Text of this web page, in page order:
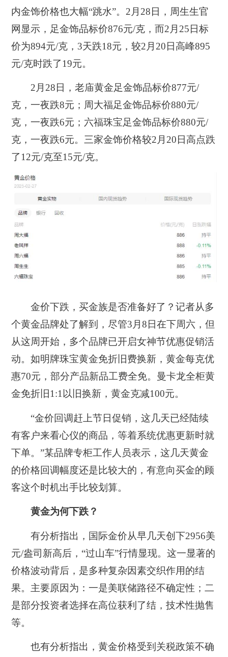
内金饰价格也大幅“跳水”。2月28日，周生生官
网显示，足金饰品标价876元/克，而2月25日标
价为894元/克，3天跌18元，较2月20日高峰895
元/克时跌了19元。
2月28日，老庙黄金足金饰品标价877元/
克，一夜跌8元；周大福足金饰品标价880元/
克，一夜跌6元；六福珠宝足金饰品标价880元/
克，一夜跌6元。三家金饰价格较2月20日高点跌
了12元/克至15元/克。
金价下跌，买金族是否准备好了？记者从多
个黄金品牌处了解到，尽管3月8日在下周六，但
从这周开始，多个品牌已开启女神节优惠促销活
动。如明牌珠宝黄金免折旧费换新，黄金每克优
惠70元，部分产品新品工费全免。曼卡龙全柜黄
金免折旧1:1以旧换新，黄金克减100元。
“金价回调赶上节日促销，这几天已经陆续
有客户来看心仪的商品，等着系统优惠更新时就
下单。”某品牌专柜工作人员表示，这几天黄金
的价格回调幅度还是比较大的，有意向买金的顾
客这个时机出手比较划算。
黄金为何下跌？
有分析指出，国际金价从早几天创下2956美
元/盎司新高后，“过山车”行情显现。这一显著的
价格波动背后，是多种复杂因素交织作用的结
果。主要原因为：一是美联储路径不确定性；二
是部分投资者选择在高位获利了结，技术性抛售
等。
也有分析指出，黄金价格受到关税政策不确